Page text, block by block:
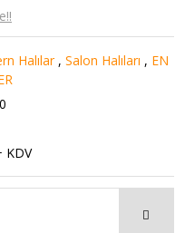
Halılar ,Salon Halıları , EN
KDV